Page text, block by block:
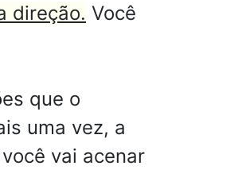
direção. Você
que o
uma vez, a
vai acenar